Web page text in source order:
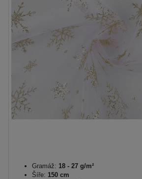
Gramáž: 18 - 27 g/m²
Šíře: 150 cm